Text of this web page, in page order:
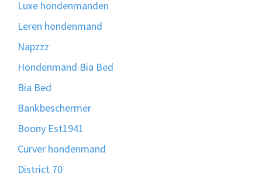
Luxe hondenmanden
Leren hondenmand
Napzzz
Hondenmand Bia Bed
Bia Bed
Bankbeschermer
Boony Est1941
Curver hondenmand
District 70